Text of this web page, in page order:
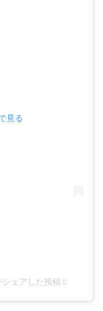
見る
ェアした投稿